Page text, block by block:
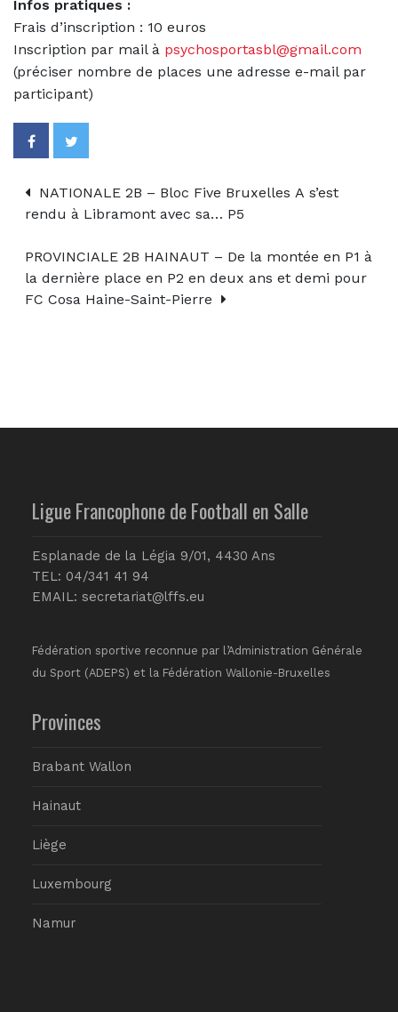
Infos pratiques :
Frais d’inscription : 10 euros
Inscription par mail à psychosportasbl@gmail.com
(préciser nombre de places une adresse e-mail par
participant)
NATIONALE 2B – Bloc Five Bruxelles A s’est
rendu à Libramont avec sa… P5
PROVINCIALE 2B HAINAUT – De la montée en P1 à
la dernière place en P2 en deux ans et demi pour
FC Cosa Haine-Saint-Pierre
Ligue Francophone de Football en Salle
Esplanade de la Légia 9/01, 4430 Ans
TEL: 04/341 41 94
EMAIL: secretariat@lffs.eu
Fédération sportive reconnue par l’Administration Générale
du Sport (ADEPS) et la Fédération Wallonie-Bruxelles
Provinces
Brabant Wallon
Hainaut
Liège
Luxembourg
Namur